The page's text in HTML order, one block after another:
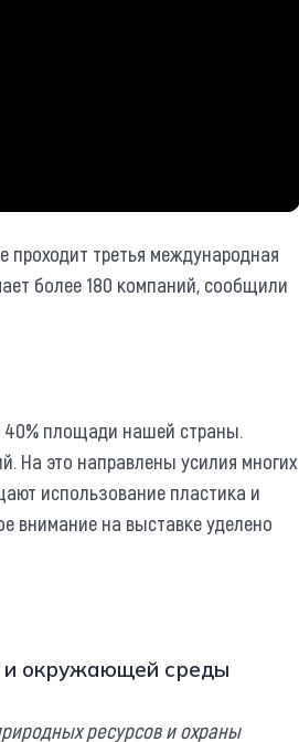
проходит третья международная
более 180 компаний, сообщили
40% площади нашей страны.
На это направлены усилия многих
использование пластика и
внимание на выставке уделено
и окружающей среды
ресурсов и охраны